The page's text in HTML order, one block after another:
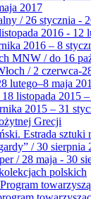
2017
/ 26 stycznia -
2016 - 12
2016 – 8
MNW / do 16
/ 2 czerwca-
lutego–8 maja
listopada 2015
2015 – 31
Grecji
Estrada sztuki
/ 30 sierpnia
/ 28 maja - 30
polskich